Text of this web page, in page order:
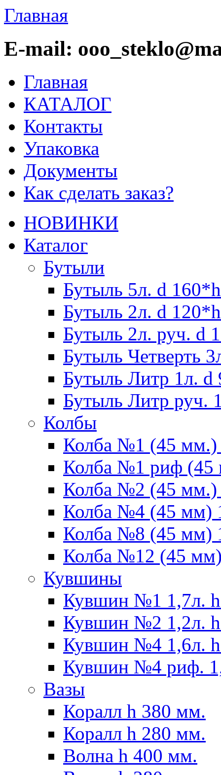
Главная
E-mail:
Главная
КАТАЛОГ
Контакты
Упаковка
Документы
Как сделать заказ?
НОВИНКИ
Каталог
Бутыли
Бутыль 5л. d
Бутыль 2л. d
Бутыль 2л. руч. d
Бутыль Четверть
Бутыль Литр 1л.
Бутыль Литр руч.
Колбы
Колба №1 (45 мм.)
Колба №1 риф (45
Колба №2 (45 мм.)
Колба №4 (45 мм)
Колба №8 (45 мм)
Колба №12 (45
Кувшины
Кувшин №1 1,7л.
Кувшин №2 1,2л.
Кувшин №4 1,6л.
Кувшин №4 риф.
Вазы
Коралл h 380 мм.
Коралл h 280 мм.
Волна h 400 мм.